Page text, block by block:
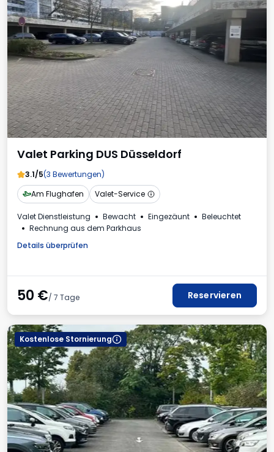
Valet Parking DUS Düsseldorf
3.1/5(3 Bewertungen)
Am Flughafen
Valet-Service
Valet Dienstleistung Bewacht Eingezäunt
Beleuchtet
Rechnung aus dem Parkhaus
Details überprüfen
50 €/ 7 Tage Reservieren
Kostenlose Stornierung